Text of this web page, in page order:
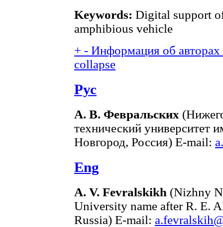
Keywords: Digital support
amphibious vehicle
+ - Информация об
collapse
Рус
А. В. Февральских
технический университет
Новгород, Россия) E-mail:
Eng
A. V. Fevralskikh (Nizhny
University name after R. E.
Russia) E-mail: